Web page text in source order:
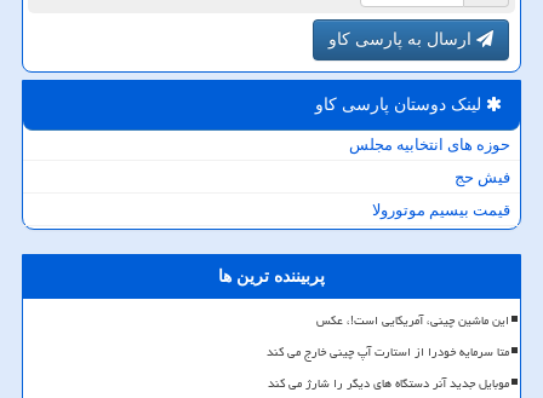
ارسال به پارسی کاو
لینک دوستان پارسی كاو
حوزه های انتخابیه مجلس
فیش حج
قیمت بیسیم موتورولا
پربیننده ترین ها
این ماشین چینی، آمریکایی است!، عکس
متا سرمایه خودرا از استارت آپ چینی خارج می کند
موبایل جدید آنر دستگاه های دیگر را شارژ می کند